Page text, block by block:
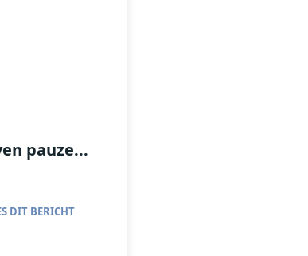
pauze...
DIT BERICHT